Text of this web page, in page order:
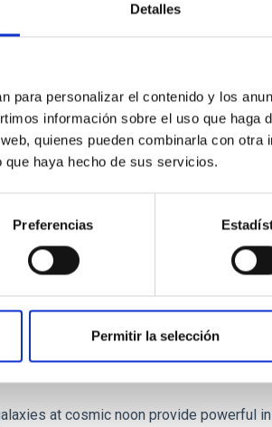
Detalles
para personalizar el contenido y los
información sobre el uso que haga
quienes pueden combinarla con otra
haya hecho de sus servicios.
Preferencias
Permitir la selección
the Transition between
to see alignments between the
orientation of cores and their angular
at 1.2 ≲ z ≲ 2.2: Age,
at cosmic noon provide powerful